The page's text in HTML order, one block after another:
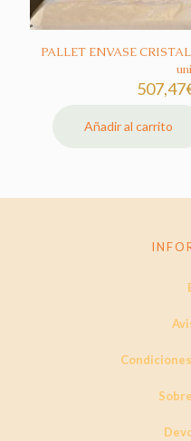
PALLET ENVASE
507,47
Añadir al carrito